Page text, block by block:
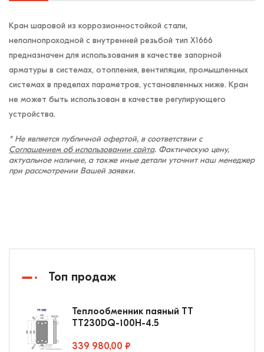
Кран шаровой из коррозионностойкой стали,
неполнопроходной с внутренней резьбой тип X1666
предназначен для использования в качестве запорной
арматуры в системах, отопления, вентиляции, промышленных
системах в пределах параметров, установленных ниже. Кран
не может быть использован в качестве регулирующего
устройства.
* Не является публичной офертой, в соответствии с
Соглашением об использовании сайта. Фактическую цену,
актуальное наличие, а также иные детали уточнит наш менеджер
при рассмотрении Вашей заявки.
Топ продаж
Теплообменник паяный ТТ
ТТ230DQ-100Н-4.5
339 980,00 ₽